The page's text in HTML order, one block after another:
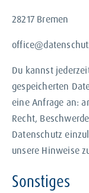
28217 Bremen
Du kannst
gespeicherten
eine Anfrage an:
Recht,
Datenschutz
unsere Hinweise
Sonstiges